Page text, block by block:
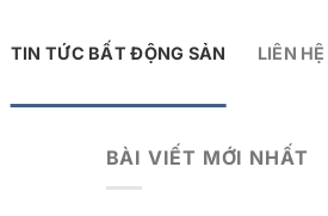
TIN TỨC BẤT ĐỘNG SẢN LIÊN HỆ
BÀI VIẾT MỚI NHẤT